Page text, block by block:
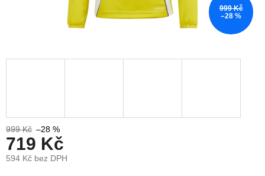
999 Kč
–28 %
999 Kč –28 %
719 Kč
594 Kč bez DPH